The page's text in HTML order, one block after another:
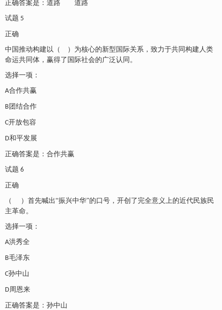
正确答案是：道路 道路
试题 5
正确
中国推动构建以（ ）为核心的新型国际关系，致力于共同构建人类
命运共同体，赢得了国际社会的广泛认同。
选择一项：
A合作共赢
B 团结合作
C开放包容
D和平发展
正确答案是：合作共赢
试题 6
正确
（ ）首先喊出“振兴中华”的口号，开创了完全意义上的近代民族民
主革命。
选择一项：
A洪秀全
B毛泽东
C孙中山
D周恩来
正确答案是：孙中山